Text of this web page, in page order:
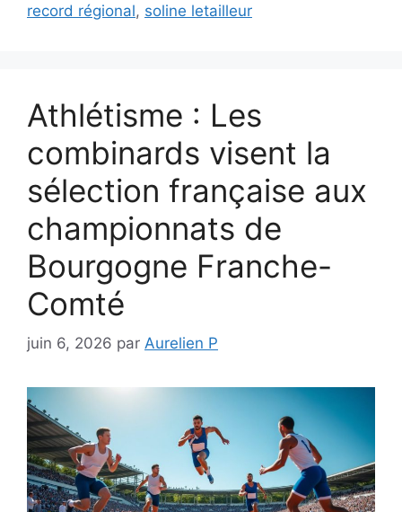
record régional, soline letailleur
Athlétisme : Les
combinards visent la
sélection française aux
championnats de
Bourgogne Franche-
Comté
juin 6, 2026 par Aurelien P